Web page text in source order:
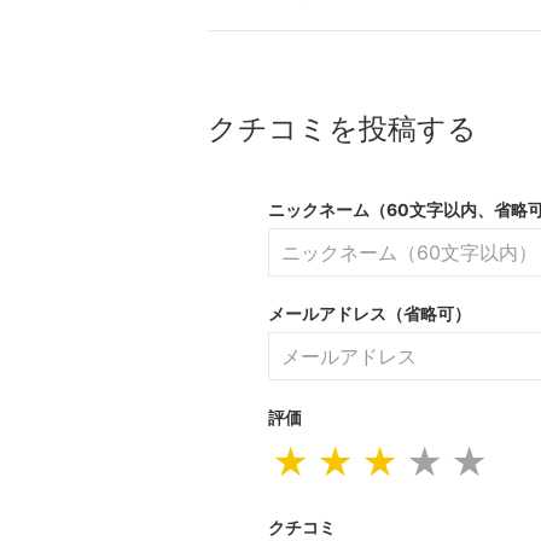
クチコミを投稿する
ニックネーム（60文字以内、省略
メールアドレス（省略可）
評価
★
★
★
★
★
クチコミ